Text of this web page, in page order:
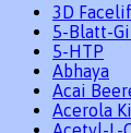
3D
5-Blatt-
5-HTP
Abhaya
Acai
Acerola